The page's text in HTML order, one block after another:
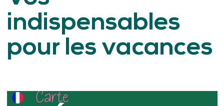
indispensables
pour les vacances